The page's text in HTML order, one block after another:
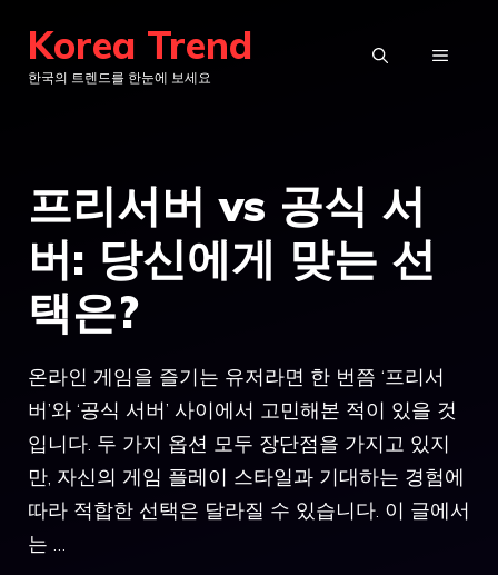
Korea Trend
한국의 트렌드를 한눈에 보세요
메
프리서버 vs 공식 서
버: 당신에게 맞는 선
택은?
온라인 게임을 즐기는 유저라면 한 번쯤 ‘프리서
버’와 ‘공식 서버’ 사이에서 고민해본 적이 있을 것
입니다. 두 가지 옵션 모두 장단점을 가지고 있지
만, 자신의 게임 플레이 스타일과 기대하는 경험에
따라 적합한 선택은 달라질 수 있습니다. 이 글에서
는 …